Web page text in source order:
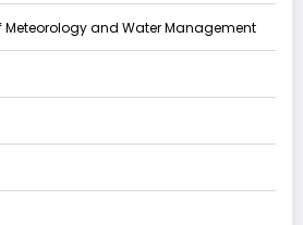
Meteorology and Water Management